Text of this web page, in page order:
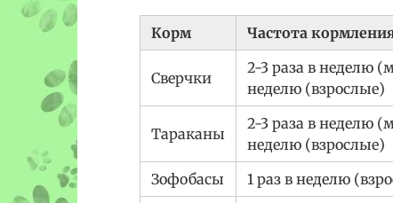
Корм Частота
Сверчки
2-3 раза в неделю
неделю (взрослые)
Тараканы
2-3 раза в неделю
неделю (взрослые)
Зофобасы
1 раз в неделю